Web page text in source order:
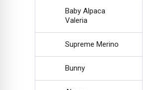
Baby Alpaca
Valeria
Supreme Merino
Bunny